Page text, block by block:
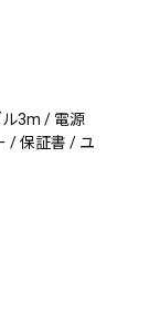
3m / 電源
/ 保証書 / ユ